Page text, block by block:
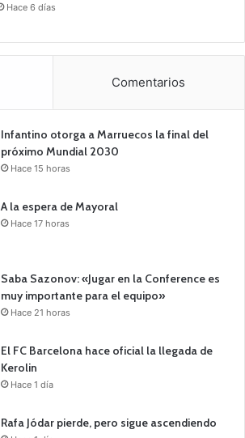
Hace 6 días
Comentarios
Infantino otorga a Marruecos la final del
próximo Mundial 2030
Hace 15 horas
A la espera de Mayoral
Hace 17 horas
Saba Sazonov: «Jugar en la Conference es
muy importante para el equipo»
Hace 21 horas
El FC Barcelona hace oficial la llegada de
Kerolin
Hace 1 día
Rafa Jódar pierde, pero sigue ascendiendo